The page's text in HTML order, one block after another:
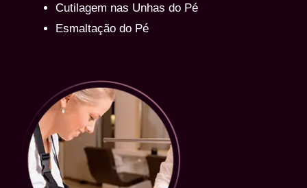
Cutilagem nas Unhas do Pé
Esmaltação do Pé